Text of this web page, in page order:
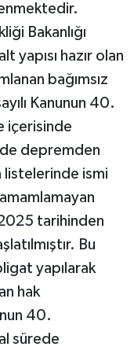
Bakanlığı
yapısı hazır olan
bağımsız
Kanunun 40.
içerisinde
depremden
listelerinde ismi
tarihinden
Bu
yapılarak
hak
40.
sürede